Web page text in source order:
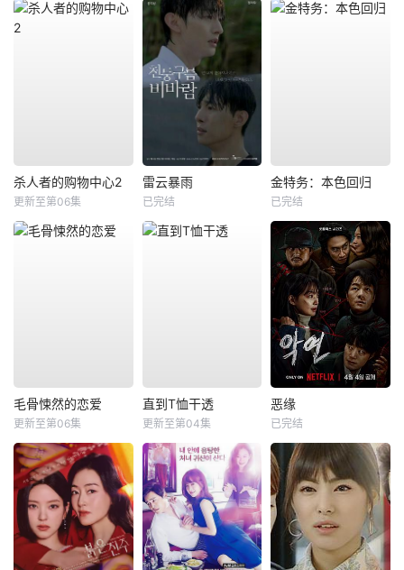
杀人者的购物中心2
更新至第06集
雷云暴雨
已完结
金特务：本色回归
已完结
毛骨悚然的恋爱
更新至第06集
直到T恤干透
更新至第04集
恶缘
已完结